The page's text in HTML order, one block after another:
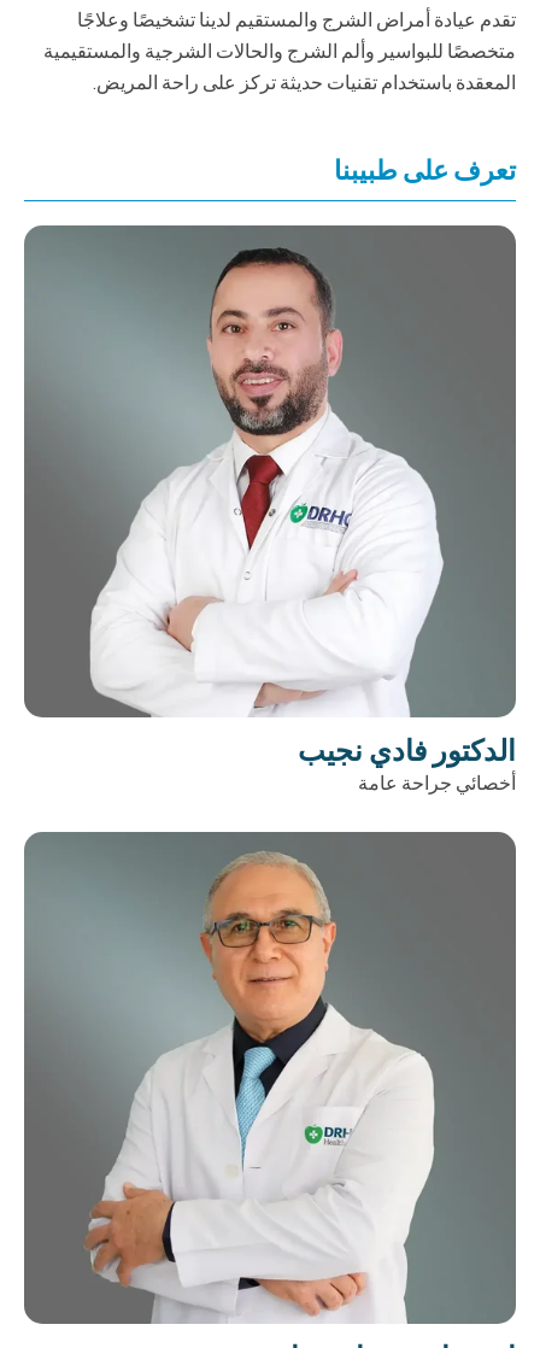
تقدم عيادة أمراض الشرج والمستقيم لدينا تشخيصًا وعلاجًا
متخصصًا للبواسير وألم الشرج والحالات الشرجية والمستقيمية
المعقدة باستخدام تقنيات حديثة تركز على راحة المريض.
تعرف على طبيبنا
الدكتور فادي نجيب
أخصائي جراحة عامة